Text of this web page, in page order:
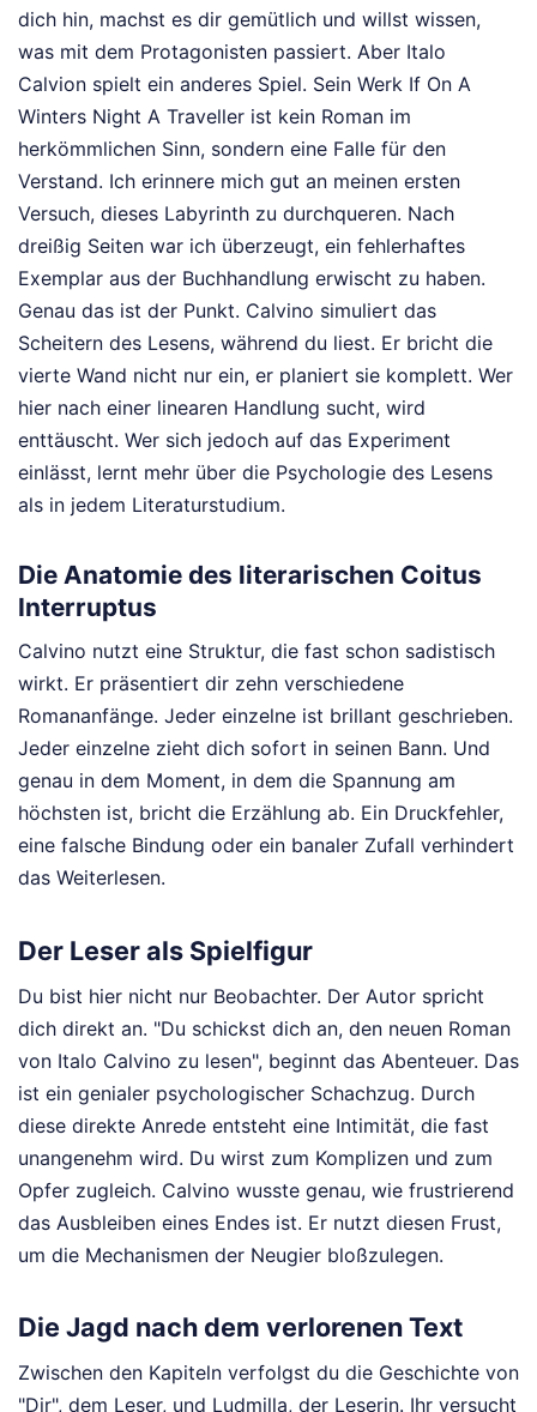
dich hin, machst es dir gemütlich und willst wissen,
was mit dem Protagonisten passiert. Aber Italo
Calvion spielt ein anderes Spiel. Sein Werk If On A
Winters Night A Traveller ist kein Roman im
herkömmlichen Sinn, sondern eine Falle für den
Verstand. Ich erinnere mich gut an meinen ersten
Versuch, dieses Labyrinth zu durchqueren. Nach
dreißig Seiten war ich überzeugt, ein fehlerhaftes
Exemplar aus der Buchhandlung erwischt zu haben.
Genau das ist der Punkt. Calvino simuliert das
Scheitern des Lesens, während du liest. Er bricht die
vierte Wand nicht nur ein, er planiert sie komplett. Wer
hier nach einer linearen Handlung sucht, wird
enttäuscht. Wer sich jedoch auf das Experiment
einlässt, lernt mehr über die Psychologie des Lesens
als in jedem Literaturstudium.
Die Anatomie des literarischen Coitus
Interruptus
Calvino nutzt eine Struktur, die fast schon sadistisch
wirkt. Er präsentiert dir zehn verschiedene
Romananfänge. Jeder einzelne ist brillant geschrieben.
Jeder einzelne zieht dich sofort in seinen Bann. Und
genau in dem Moment, in dem die Spannung am
höchsten ist, bricht die Erzählung ab. Ein Druckfehler,
eine falsche Bindung oder ein banaler Zufall verhindert
das Weiterlesen.
Der Leser als Spielfigur
Du bist hier nicht nur Beobachter. Der Autor spricht
dich direkt an. "Du schickst dich an, den neuen Roman
von Italo Calvino zu lesen", beginnt das Abenteuer. Das
ist ein genialer psychologischer Schachzug. Durch
diese direkte Anrede entsteht eine Intimität, die fast
unangenehm wird. Du wirst zum Komplizen und zum
Opfer zugleich. Calvino wusste genau, wie frustrierend
das Ausbleiben eines Endes ist. Er nutzt diesen Frust,
um die Mechanismen der Neugier bloßzulegen.
Die Jagd nach dem verlorenen Text
Zwischen den Kapiteln verfolgst du die Geschichte von
"Dir", dem Leser, und Ludmilla, der Leserin. Ihr versucht